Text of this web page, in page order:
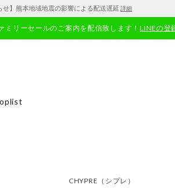
せ】熊本地域地震の影響による配送遅延 詳細
ミリーセールのご案内を配信致します！LINEの登
CHYPRE （シプレ）